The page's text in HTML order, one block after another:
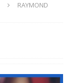
RAYMOND